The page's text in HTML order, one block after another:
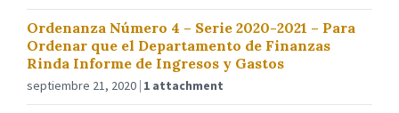
Ordenanza Número 4 – Serie 2020-2021 – Para
Ordenar que el Departamento de Finanzas
Rinda Informe de Ingresos y Gastos
septiembre 21, 2020 1 attachment